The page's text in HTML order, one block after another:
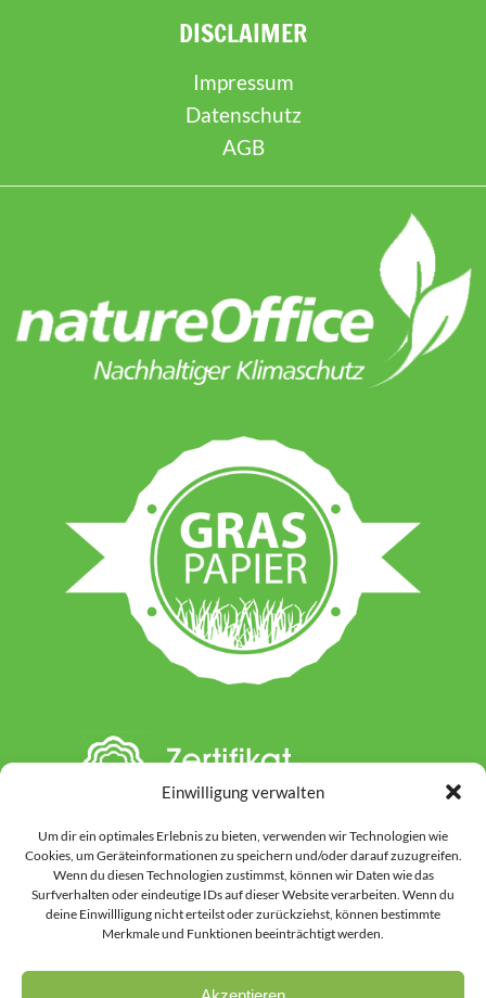
Einwilligung verwalten
Um dir ein optimales Erlebnis zu bieten, verwenden wir Technologien wie
Cookies, um Geräteinformationen zu speichern und/oder darauf zuzugreifen.
Wenn du diesen Technologien zustimmst, können wir Daten wie das
Surfverhalten oder eindeutige IDs auf dieser Website verarbeiten. Wenn du
deine Einwillligung nicht erteilst oder zurückziehst, können bestimmte
Merkmale und Funktionen beeinträchtigt werden.
DISCLAIMER
Impressum
Datenschutz
AGB
Hinweis: Auf dieser Website werden einzelne Inhalte unter Einsatz von KI-
gestützten Werkzeugen vorbereitet oder gestaltet. Dies kann Textinhalte
Veröffentlichung werden alle Inhalte durch uns kontrolliert, überarbeitet